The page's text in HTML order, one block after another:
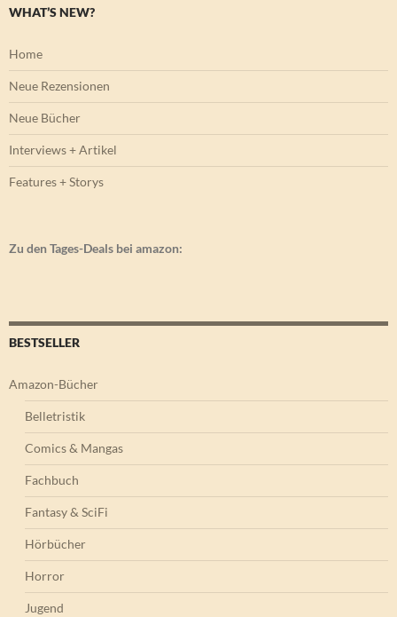
WHAT’S NEW?
Home
Neue Rezensionen
Neue Bücher
Interviews + Artikel
Features + Storys
Zu den Tages-Deals bei amazon:
BESTSELLER
Amazon-Bücher
Belletristik
Comics & Mangas
Fachbuch
Fantasy & SciFi
Hörbücher
Horror
Jugend